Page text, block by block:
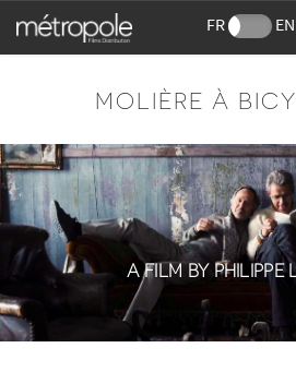
FR EN
MOLIÈRE À
A FILM BY PHILIPPE